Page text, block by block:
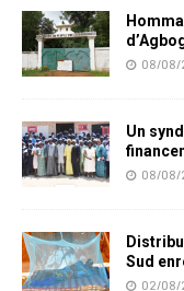
08/08/
Un
08/08/
Sud
02/08/